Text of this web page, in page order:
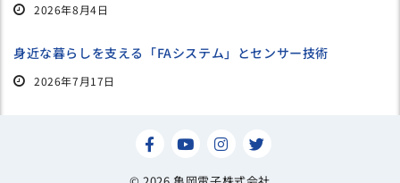
2026年8月4日
身近な暮らしを支える「FAシステム」とセンサー技術
2026年7月17日